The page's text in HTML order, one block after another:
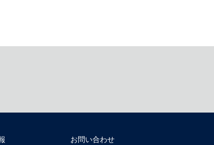
お問い合わせ